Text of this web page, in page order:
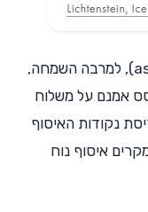
שירות המשלוחים החינמי של אסוס (asos), למרבה השמחה,
אמנם על משלוח
נקודות האיסוף
איסוף נוח